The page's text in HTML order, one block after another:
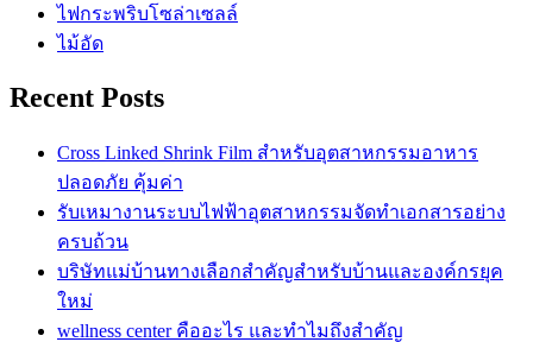
ไฟกระพริบโซล่าเซลล์
ไม้อัด
Recent Posts
Cross Linked Shrink Film สำหรับอุตสาหกรรมอาหาร
ปลอดภัย คุ้มค่า
รับเหมางานระบบไฟฟ้าอุตสาหกรรมจัดทำเอกสารอย่าง
ครบถ้วน
บริษัทแม่บ้านทางเลือกสำคัญสำหรับบ้านและองค์กรยุค
ใหม่
wellness center คืออะไร และทำไมถึงสำคัญ